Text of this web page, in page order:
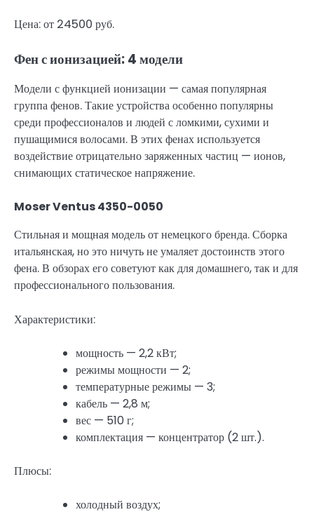
Цена: от 24500 руб.
Фен с ионизацией: 4 модели
Модели с функцией ионизации — самая популярная
группа фенов. Такие устройства особенно популярны
среди профессионалов и людей с ломкими, сухими и
пушащимися волосами. В этих фенах используется
воздействие отрицательно заряженных частиц — ионов,
снимающих статическое напряжение.
Moser Ventus 4350-0050
Стильная и мощная модель от немецкого бренда. Сборка
итальянская, но это ничуть не умаляет достоинств этого
фена. В обзорах его советуют как для домашнего, так и для
профессионального пользования.
Характеристики:
мощность — 2,2 кВт;
режимы мощности — 2;
температурные режимы — 3;
кабель — 2,8 м;
вес — 510 г;
комплектация — концентратор (2 шт.).
Плюсы:
холодный воздух;